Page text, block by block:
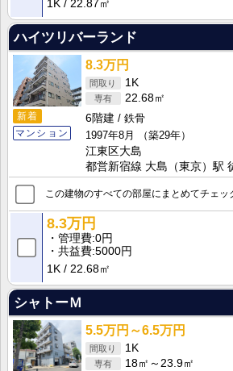
1K 22.87㎡
ハイツリバーランド
新着
マンション
8.3万円
1K
22.68㎡
6階建
鉄骨
1997年8月
（築29年）
江東区大島
都営新宿線 大島（東京）駅
この建物のすべての部屋にまとめてチェッ
8.3万円
管理費 0円
共益費 5000円
1K
22.68㎡
シャトーＭ
5.5万円～6.5万円
1K
18㎡～23.9㎡